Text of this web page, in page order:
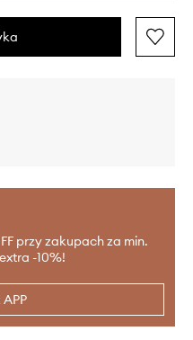
przy zakupach za min.
-10%!